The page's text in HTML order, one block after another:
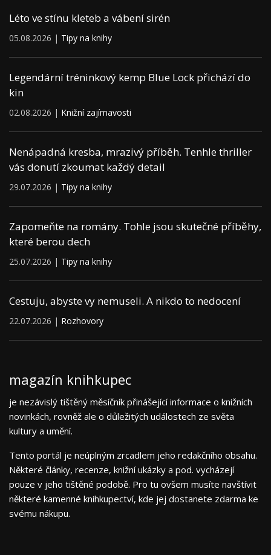
Léto ve stínu kleteb a vábení sirén
05.08.2026 | Tipy na knihy
Legendární tréninkový kemp Blue Lock přichází do
kin
02.08.2026 | Knižní zajímavosti
Nenápadná kresba, mrazivý příběh. Tenhle thriller
vás donutí zkoumat každý detail
29.07.2026 | Tipy na knihy
Zapomeňte na romány. Tohle jsou skutečné příběhy,
které berou dech
25.07.2026 | Tipy na knihy
Cestuju, abyste vy nemuseli. A nikdo to nedocení
22.07.2026 | Rozhovory
magazín knihkupec
je nezávislý tištěný měsíčník přinášející informace o knižních
novinkách, rovněž ale o důležitých událostech ze světa
kultury a umění.
Tento portál je neúplným zrcadlem jeho redakčního obsahu.
Některé články, recenze, knižní ukázky a pod. vycházejí
pouze v jeho tištěné podobě. Pro tu ovšem musíte navštívit
některé kamenné knihkupectví, kde jej dostanete zdarma ke
svému nákupu.